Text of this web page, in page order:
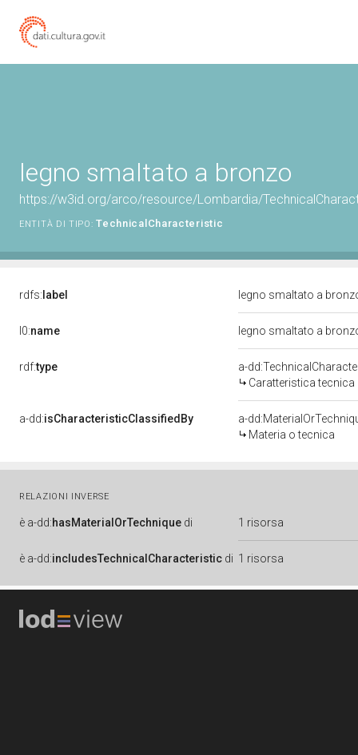
legno smaltato a bronzo
https://w3id.org/arco/resource/Lombardia/
ENTITÀ DI TIPO: TechnicalCharacteristic
rdfs: label legno smaltato a
l0:name legno smaltato a
rdf:type
a-
Caratteristica tecnica
a-dd:isCharacteristicClassifiedBy
a-
Materia o tecnica
RELAZIONI INVERSE
è a-dd:hasMaterialOrTechnique di 1 risorsa
è a-dd:includesTechnicalCharacteristic di 1 risorsa